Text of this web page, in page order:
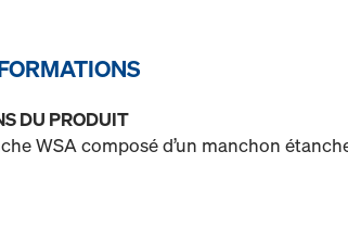
DU PRODUIT
WSA composé d’un manchon